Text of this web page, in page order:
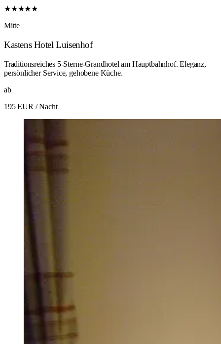
★★★★★
Mitte
Kastens Hotel Luisenhof
Traditionsreiches 5-Sterne-Grandhotel am Hauptbahnhof. Eleganz,
persönlicher Service, gehobene Küche.
ab
195 EUR / Nacht